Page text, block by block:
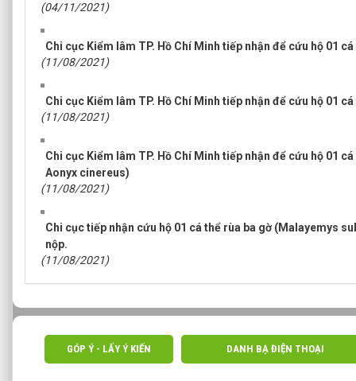
(04/11/2021)
Chi cục Kiểm lâm TP. Hồ Chí Minh tiếp nhận để cứu hộ 01
(11/08/2021)
Chi cục Kiểm lâm TP. Hồ Chí Minh tiếp nhận để cứu hộ 01
(11/08/2021)
Chi cục Kiểm lâm TP. Hồ Chí Minh tiếp nhận để cứu hộ 01
Aonyx cinereus)
(11/08/2021)
Chi cục tiếp nhận cứu hộ 01 cá thể rùa ba gờ (Malayemys
nộp.
(11/08/2021)
GÓP Ý - LẤY Ý KIẾN DANH BẠ ĐIỆN THOẠI